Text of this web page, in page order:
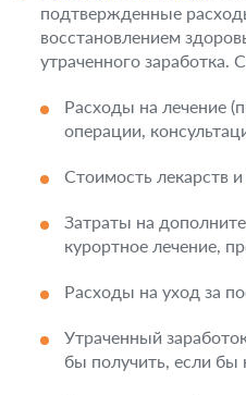
подтвержденные
восстановлением
утраченного заработка.
Расходы на лечение
операции,
Стоимость лекарств
Затраты на
курортное лечение,
Расходы на уход за
Утраченный
бы получить, если бы